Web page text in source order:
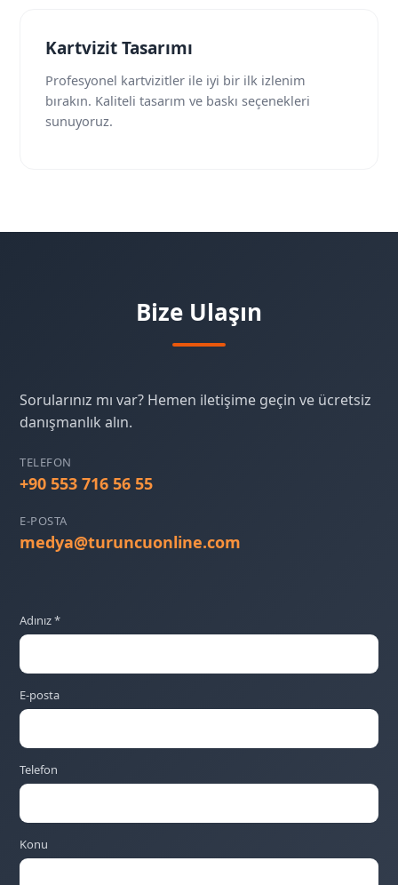
Kartvizit Tasarımı
Profesyonel kartvizitler ile iyi bir ilk izlenim
bırakın. Kaliteli tasarım ve baskı seçenekleri
sunuyoruz.
Bize Ulaşın
Sorularınız mı var? Hemen iletişime geçin ve ücretsiz
danışmanlık alın.
TELEFON
+90 553 716 56 55
E-POSTA
medya@turuncuonline.com
Adınız *
E-posta
Telefon
Konu